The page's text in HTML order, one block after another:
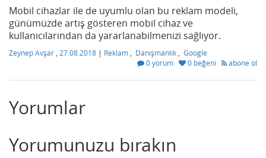
Mobil cihazlar ile de uyumlu olan bu reklam modeli,
günümüzde artış gösteren mobil cihaz ve
kullanıcılarından da yararlanabilmenizi sağlıyor.
Zeynep Avşar 27.08.2018 | Reklam Danışmanlık
Google
0 yorum
0 beğeni abone ol
Yorumlar
Yorumunuzu bırakın